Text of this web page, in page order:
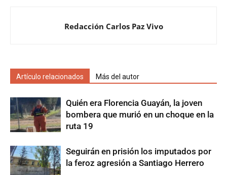
Redacción Carlos Paz Vivo
Artículo relacionados Más del autor
Quién era Florencia Guayán, la joven
bombera que murió en un choque en la
ruta 19
Seguirán en prisión los imputados por
la feroz agresión a Santiago Herrero